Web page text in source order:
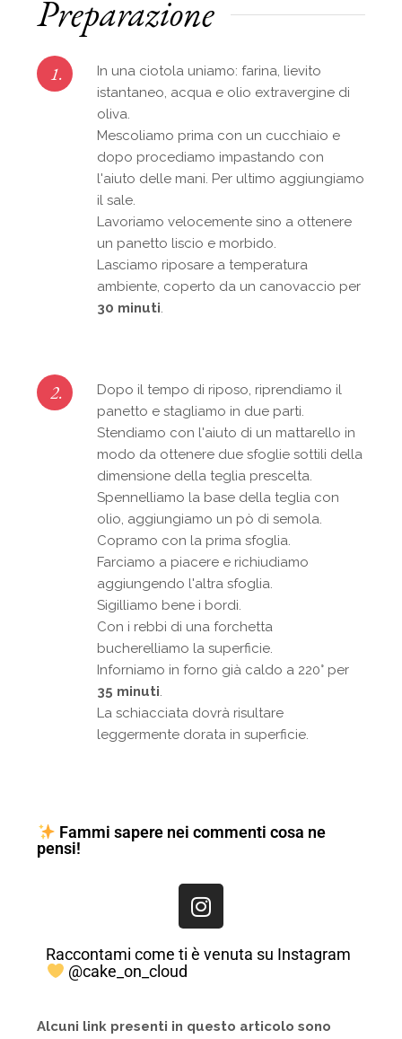
Preparazione
1.
In una ciotola uniamo: farina, lievito
istantaneo, acqua e olio extravergine di
oliva.
Mescoliamo prima con un cucchiaio e
dopo procediamo impastando con
l'aiuto delle mani. Per ultimo aggiungiamo
il sale.
Lavoriamo velocemente sino a ottenere
un panetto liscio e morbido.
Lasciamo riposare a temperatura
ambiente, coperto da un canovaccio per
30 minuti.
2.
Dopo il tempo di riposo, riprendiamo il
panetto e stagliamo in due parti.
Stendiamo con l'aiuto di un mattarello in
modo da ottenere due sfoglie sottili della
dimensione della teglia prescelta.
Spennelliamo la base della teglia con
olio, aggiungiamo un pò di semola.
Copramo con la prima sfoglia.
Farciamo a piacere e richiudiamo
aggiungendo l'altra sfoglia.
Sigilliamo bene i bordi.
Con i rebbi di una forchetta
bucherelliamo la superficie.
Inforniamo in forno già caldo a 220° per
35 minuti.
La schiacciata dovrà risultare
leggermente dorata in superficie.
Fammi sapere nei commenti cosa ne
pensi!
Raccontami come ti è venuta su Instagram
@cake_on_cloud
Alcuni link presenti in questo articolo sono